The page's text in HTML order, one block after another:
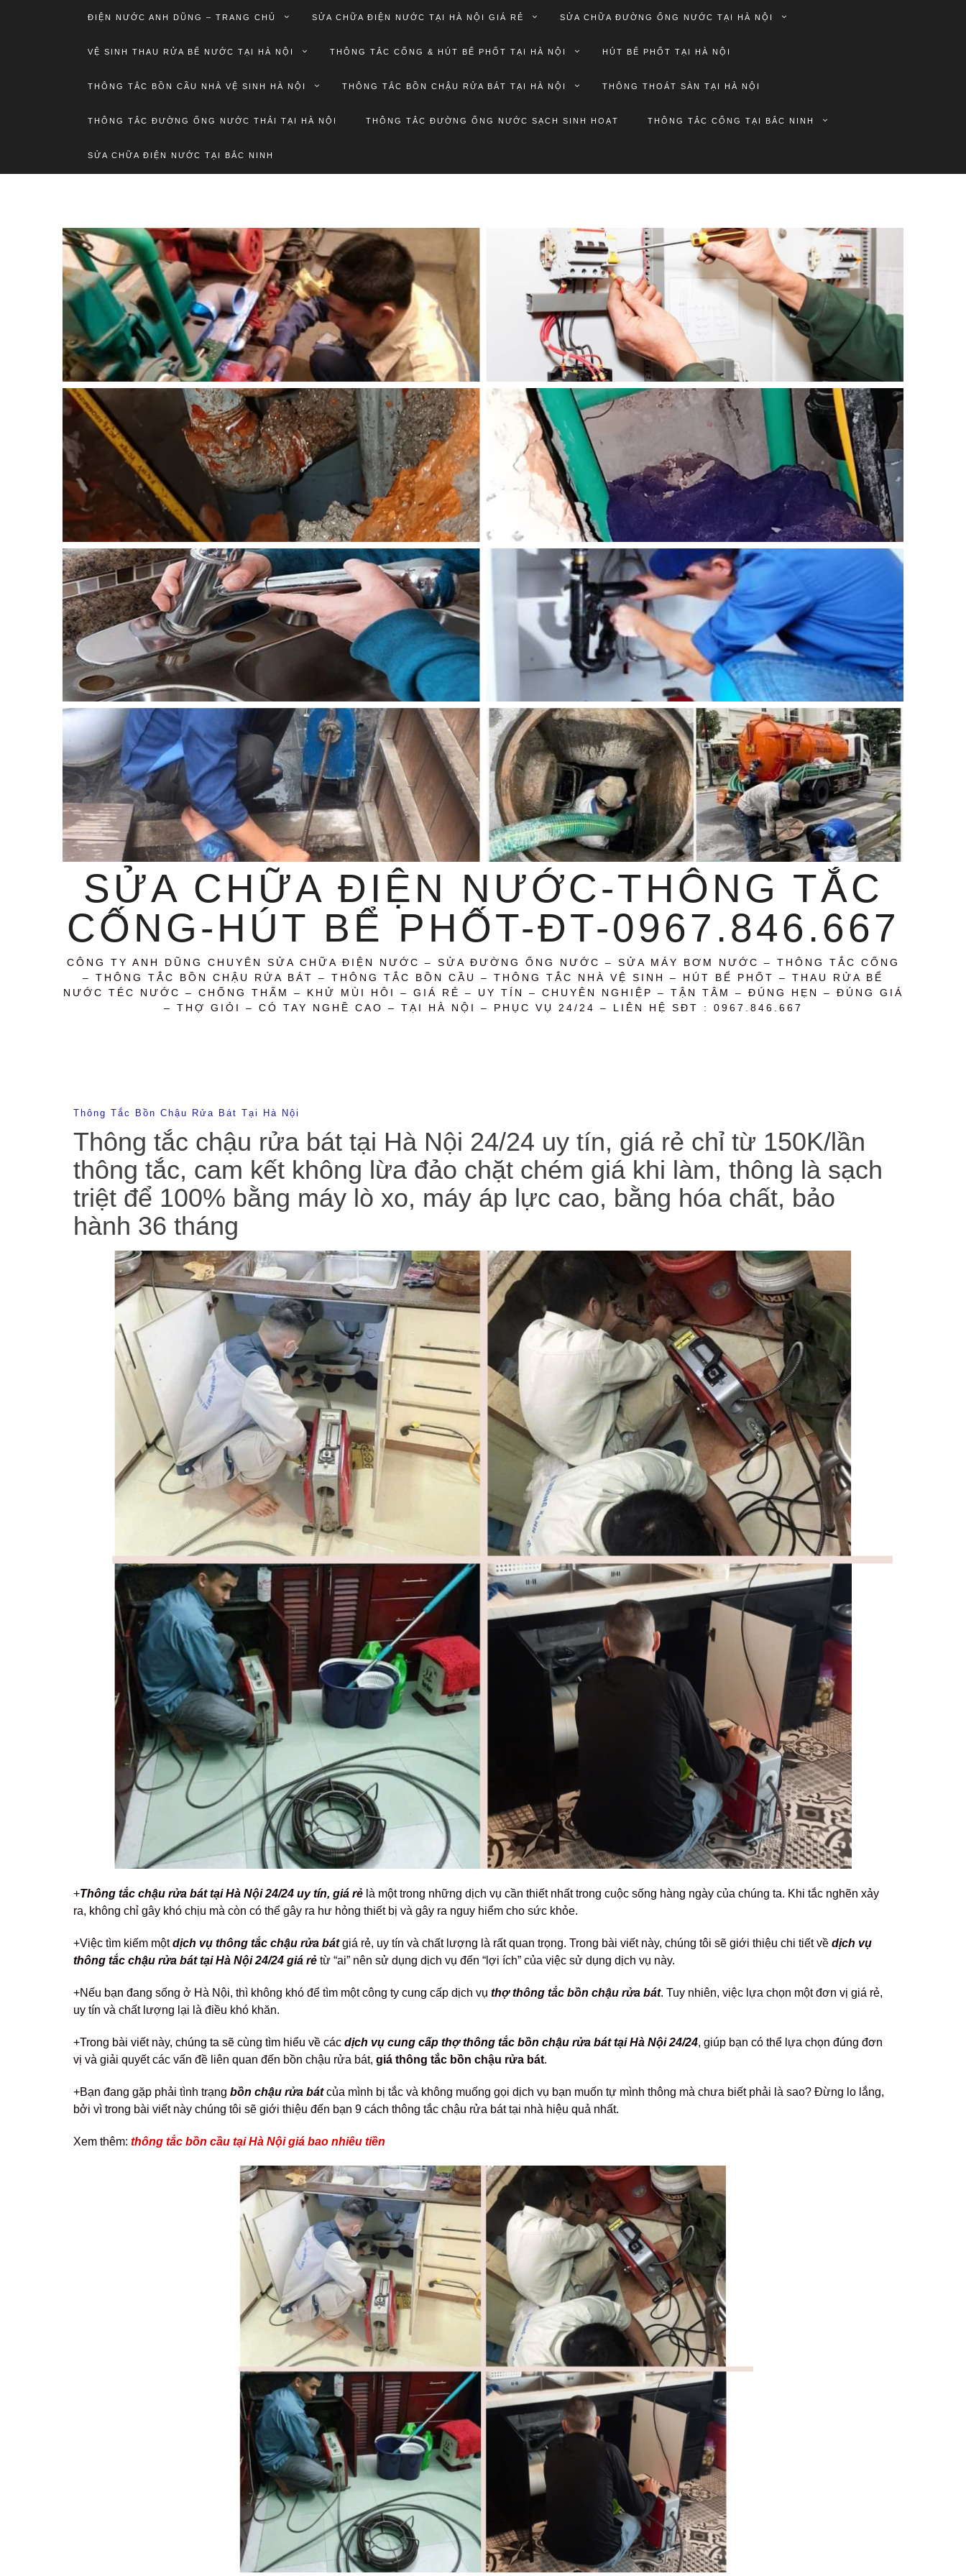
ĐIỆN NƯỚC ANH DŨNG – TRANG CHỦ SỬA CHỮA ĐIỆN NƯỚC TẠI HÀ NỘI GIÁ RẺ SỬA CHỮA ĐƯỜNG ỐNG NƯỚC TẠI HÀ NỘI
VỆ SINH THAU RỬA BỂ NƯỚC TẠI HÀ NỘI THÔNG TẮC CỐNG & HÚT BỂ PHỐT TẠI HÀ NỘI HÚT BỂ PHỐT TẠI HÀ NỘI
THÔNG TẮC BỒN CẦU NHÀ VỆ SINH HÀ NỘI THÔNG TẮC BỒN CHẬU RỬA BÁT TẠI HÀ NỘI THÔNG THOÁT SÀN TẠI HÀ NỘI
THÔNG TẮC ĐƯỜNG ỐNG NƯỚC THẢI TẠI HÀ NỘI THÔNG TẮC ĐƯỜNG ỐNG NƯỚC SẠCH SINH HOẠT THÔNG TẮC CỐNG TẠI BẮC NINH
SỬA CHỮA ĐIỆN NƯỚC TẠI BẮC NINH
SỬA CHỮA ĐIỆN NƯỚC-THÔNG TẮC
CỐNG-HÚT BỂ PHỐT-ĐT-0967.846.667
CÔNG TY ANH DŨNG CHUYÊN SỬA CHỮA ĐIỆN NƯỚC – SỬA ĐƯỜNG ỐNG NƯỚC – SỬA MÁY BƠM NƯỚC – THÔNG TẮC CỐNG
– THÔNG TẮC BỒN CHẬU RỬA BÁT – THÔNG TẮC BỒN CẦU – THÔNG TẮC NHÀ VỆ SINH – HÚT BỂ PHỐT – THAU RỬA BỂ
NƯỚC TÉC NƯỚC – CHỐNG THẤM – KHỬ MÙI HÔI – GIÁ RẺ – UY TÍN – CHUYÊN NGHIỆP – TẬN TÂM – ĐÚNG HẸN – ĐÚNG GIÁ
– THỢ GIỎI – CÓ TAY NGHỀ CAO – TẠI HÀ NỘI – PHỤC VỤ 24/24 – LIÊN HỆ SĐT : 0967.846.667
Thông Tắc Bồn Chậu Rửa Bát Tại Hà Nội
Thông tắc chậu rửa bát tại Hà Nội 24/24 uy tín, giá rẻ chỉ từ 150K/lần
thông tắc, cam kết không lừa đảo chặt chém giá khi làm, thông là sạch
triệt để 100% bằng máy lò xo, máy áp lực cao, bằng hóa chất, bảo
hành 36 tháng
+Thông tắc chậu rửa bát tại Hà Nội 24/24 uy tín, giá rẻ là một trong những dịch vụ cần thiết nhất trong cuộc sống hàng ngày của chúng ta. Khi tắc nghẽn xảy
ra, không chỉ gây khó chịu mà còn có thể gây ra hư hỏng thiết bị và gây ra nguy hiểm cho sức khỏe.
+Việc tìm kiếm mộtdịch vụ thông tắc chậu rửa bátgiá rẻ, uy tín và chất lượng là rất quan trọng. Trong bài viết này, chúng tôi sẽ giới thiệu chi tiết về dịch vụ
thông tắc chậu rửa bát tại Hà Nội 24/24 giá rẻ từ “ai” nên sử dụng dịch vụ đến “lợi ích” của việc sử dụng dịch vụ này.
+Nếu bạn đang sống ở Hà Nội, thì không khó để tìm một công ty cung cấp dịch vụ thợ thông tắc bồn chậu rửa bát. Tuy nhiên, việc lựa chọn một đơn vị giá rẻ,
uy tín và chất lượng lại là điều khó khăn.
+Trong bài viết này, chúng ta sẽ cùng tìm hiểu về các dịch vụ cung cấp thợ thông tắc bồn chậu rửa bát tại Hà Nội 24/24, giúp bạn có thể lựa chọn đúng đơn
vị và giải quyết các vấn đề liên quan đến bồn chậu rửa bát, giá thông tắc bồn chậu rửa bát.
+Bạn đang gặp phải tình trạng bồn chậu rửa bátcủa mình bị tắc và không muống gọi dịch vụ bạn muốn tự mình thông mà chưa biết phải là sao? Đừng lo lắng,
bởi vì trong bài viết này chúng tôi sẽ giới thiệu đến bạn 9 cách thông tắc chậu rửa bát tại nhà hiệu quả nhất.
Xem thêm: thông tắc bồn cầu tại Hà Nội giá bao nhiêu tiền